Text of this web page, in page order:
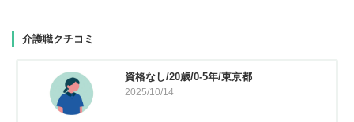
介護職クチコミ
資格なし/20歳/0-5年/東京都
2025/10/14